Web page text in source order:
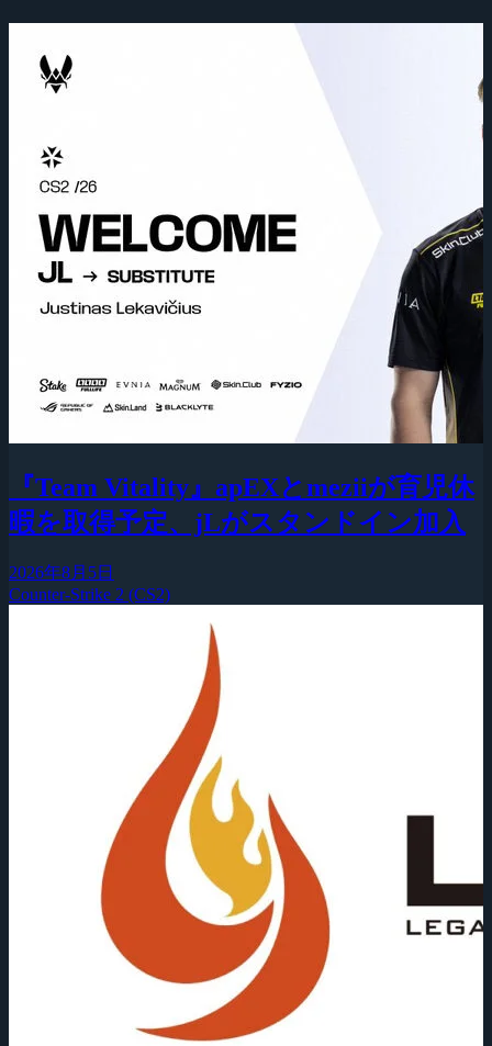
『Team Vitality』apEXとmeziiが育児休
暇を取得予定、jLがスタンドイン加入
2026年8月5日
Counter-Strike 2 (CS2)